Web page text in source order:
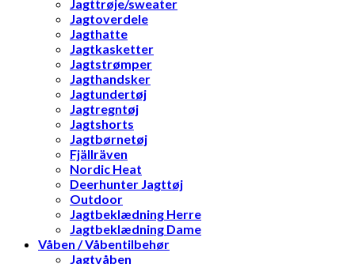
Jagttrøje/sweater
Jagtoverdele
Jagthatte
Jagtkasketter
Jagtstrømper
Jagthandsker
Jagtundertøj
Jagtregntøj
Jagtshorts
Jagtbørnetøj
Fjällräven
Nordic Heat
Deerhunter Jagttøj
Outdoor
Jagtbeklædning Herre
Jagtbeklædning Dame
Våben / Våbentilbehør
Jagtvåben